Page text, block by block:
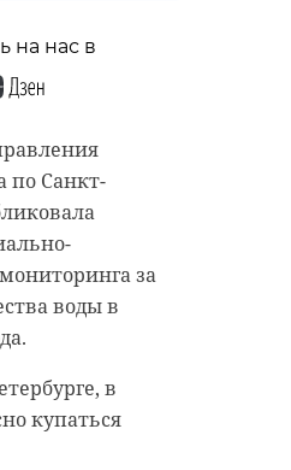
на нас в
по Санкт-
за
воды в
в
купаться
районе
XIX
на нас в
кладбище
нового
города
на нас в